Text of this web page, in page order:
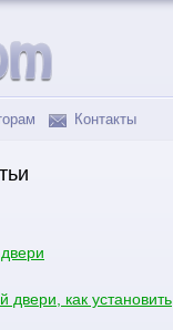
Контакты
двери, как установить